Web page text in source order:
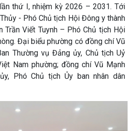
thứ I, nhiệm kỳ 2026 – 2031. Tới
- Phó Chủ tịch Hội Đông y thành
Trần Viết Tuynh – Phó Chủ tịch Hội
Đại biểu phường có đồng chí Vũ
Thường vụ Đảng ủy, Chủ tịch Uỷ
Nam phường; đồng chí Vũ Mạnh
Phó Chủ tịch Ủy ban nhân dân